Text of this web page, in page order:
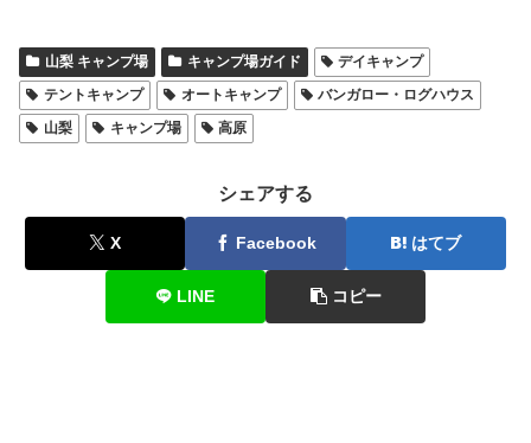
山梨 キャンプ場 キャンプ場ガイド
デイキャンプ
テントキャンプ
オートキャンプ
バンガロー・ログハウス
山梨
キャンプ場 高原
シェアする
X Facebook はてブ
LINE コピー